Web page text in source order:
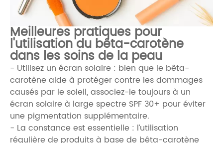
Meilleures pratiques pour
l'utilisation du bêta-carotène
dans les soins de la peau
- Utilisez un écran solaire : bien que le bêta-
carotène aide à protéger contre les dommages
causés par le soleil, associez-le toujours à un
écran solaire à large spectre SPF 30+ pour éviter
une pigmentation supplémentaire.
- La constance est essentielle : l’utilisation
régulière de produits à base de bêta-carotène